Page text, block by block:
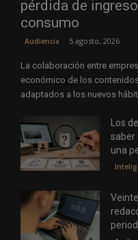
pérdida de
consumo
Audiencia 5 agosto, 2026
La colaboración entre
económico de los
adaptados a los nuevos
Los
saber
una